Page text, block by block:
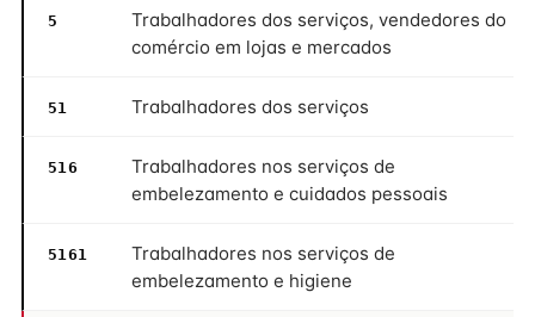
5
Trabalhadores dos serviços, vendedores do
comércio em lojas e mercados
51 Trabalhadores dos serviços
516
Trabalhadores nos serviços de
embelezamento e cuidados pessoais
5161
Trabalhadores nos serviços de
embelezamento e higiene